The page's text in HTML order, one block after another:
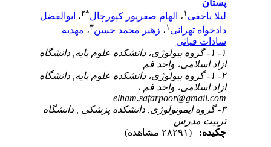
پستان
لیلا یاحقی ،الهام صفرپور کپورچال* ۲،ابوالفضل
دادخواه تهرانی ،زهیر محمد حسن ،مهدیه
سادات قیاثی
۱- ۱- گروه بیولوژی، دانشکده علوم پایه, دانشگاه
ازاد اسلامی، واحد قم
۲- ۱- گروه بیولوژی، دانشکده علوم پایه, دانشگاه
ازاد اسلامی، واحد قم ،
elham.safarpoor@gmail.com
۳- گروه ایمونولوژی, دانشکده پزشکی , دانشگاه
تربیت مدرس
چکیده: